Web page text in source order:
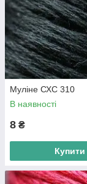
Муліне СХС 310
В наявності
8 ₴
Купити